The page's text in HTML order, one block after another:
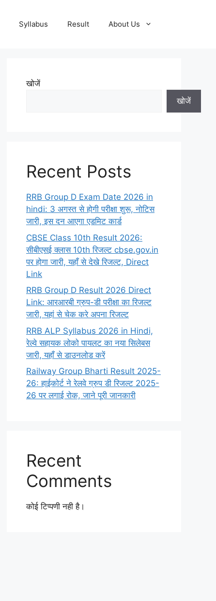
Syllabus Result About Us
खोजें
खोजें
Recent Posts
RRB Group D Exam Date 2026 in
hindi: 3 अगस्त से होगी परीक्षा शुरू, नोटिस
जारी, इस दन आएगा एडमिट कार्ड
CBSE Class 10th Result 2026:
सीबीएसई क्लास 10th रिजल्ट cbse.gov.in
पर होगा जारी, यहाँ से देखे रिजल्ट, Direct
Link
RRB Group D Result 2026 Direct
Link: आरआरबी ग्रुप-डी परीक्षा का रिजल्ट
जारी, यहां से चेक करे अपना रिजल्ट
RRB ALP Syllabus 2026 in Hindi,
रेल्वे सहायक लोको पायलट का नया सिलेबस
जारी, यहाँ से डाउनलोड करें
Railway Group Bharti Result 2025-
26: हाईकोर्ट ने रेलवे ग्रुप डी रिजल्ट 2025-
26 पर लगाई रोक, जाने पूरी जानकारी
Recent
Comments
कोई टिप्पणी नही है।